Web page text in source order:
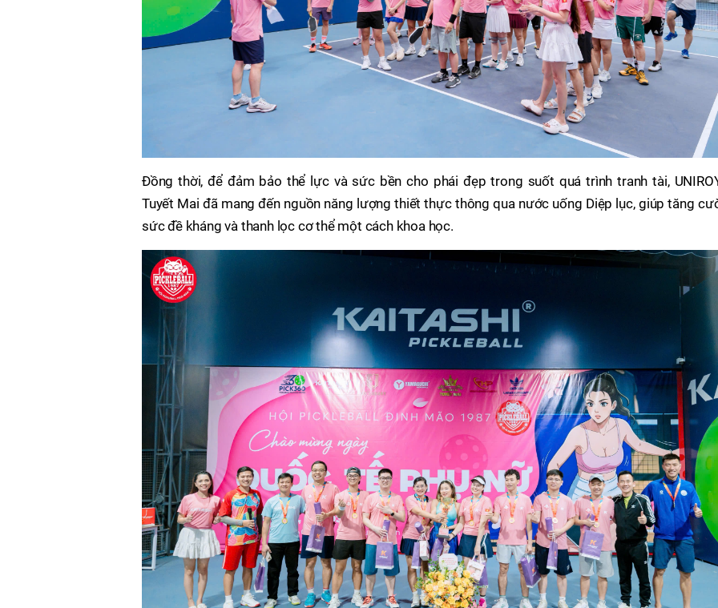
Đồng thời, để đảm bảo thể lực và sức bền cho phái đẹp trong suốt quá trình tranh tài,
Tuyết Mai đã mang đến nguồn năng lượng thiết thực thông qua nước uống Diệp lục, giúp tăng
sức đề kháng và thanh lọc cơ thể một cách khoa học.